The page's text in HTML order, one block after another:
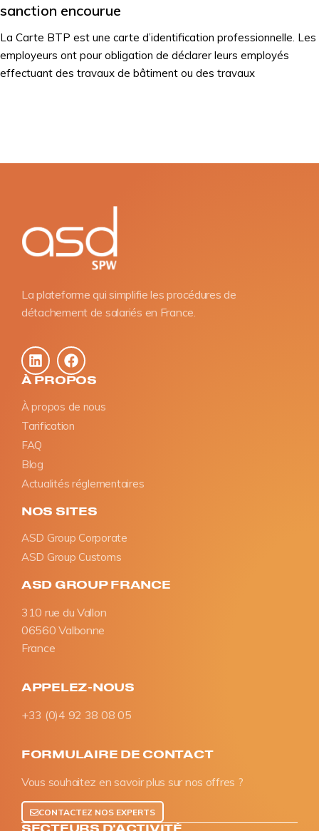
sanction encourue
La Carte BTP est une carte d’identification professionnelle. Les
employeurs ont pour obligation de déclarer leurs employés
effectuant des travaux de bâtiment ou des travaux
La plateforme qui simplifie les procédures de
détachement de salariés en France.
À PROPOS
À propos de nous
Tarification
FAQ
Blog
Actualités réglementaires
NOS SITES
ASD Group Corporate
ASD Group Customs
ASD GROUP FRANCE
310 rue du Vallon
06560 Valbonne
France
APPELEZ-NOUS
+33 (0)4 92 38 08 05
FORMULAIRE DE CONTACT
Vous souhaitez en savoir plus sur nos offres ?
CONTACTEZ NOS EXPERTS
SECTEURS D'ACTIVITÉ